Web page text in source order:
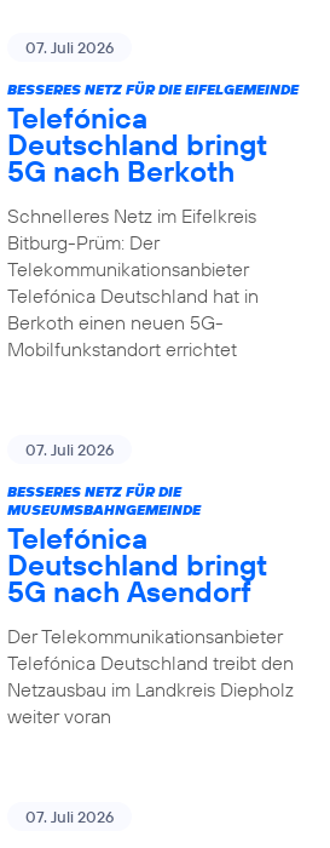
07. Juli 2026
BESSERES NETZ FÜR DIE EIFELGEMEINDE
Telefónica
Deutschland bringt
5G nach Berkoth
Schnelleres Netz im Eifelkreis
Bitburg-Prüm: Der
Telekommunikationsanbieter
Telefónica Deutschland hat in
Berkoth einen neuen 5G-
Mobilfunkstandort errichtet
07. Juli 2026
BESSERES NETZ FÜR DIE
MUSEUMSBAHNGEMEINDE
Telefónica
Deutschland bringt
5G nach Asendorf
Der Telekommunikationsanbieter
Telefónica Deutschland treibt den
Netzausbau im Landkreis Diepholz
weiter voran
07. Juli 2026